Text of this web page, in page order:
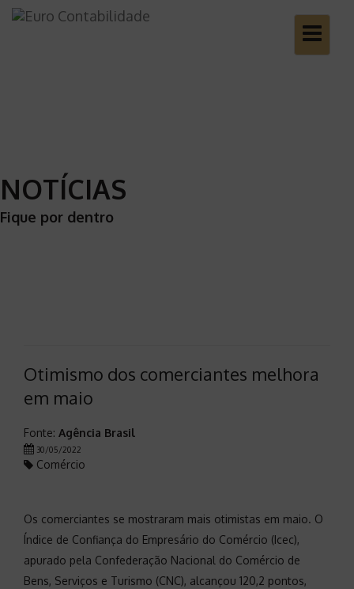
Toggle
NOTÍCIAS
Fique por dentro
Otimismo dos comerciantes melhora
em maio
Fonte: Agência Brasil
30/05/2022
Comércio
Os comerciantes se mostraram mais otimistas em maio. O
Índice de Confiança do Empresário do Comércio (Icec),
apurado pela Confederação Nacional do Comércio de
Bens, Serviços e Turismo (CNC), alcançou 120,2 pontos,